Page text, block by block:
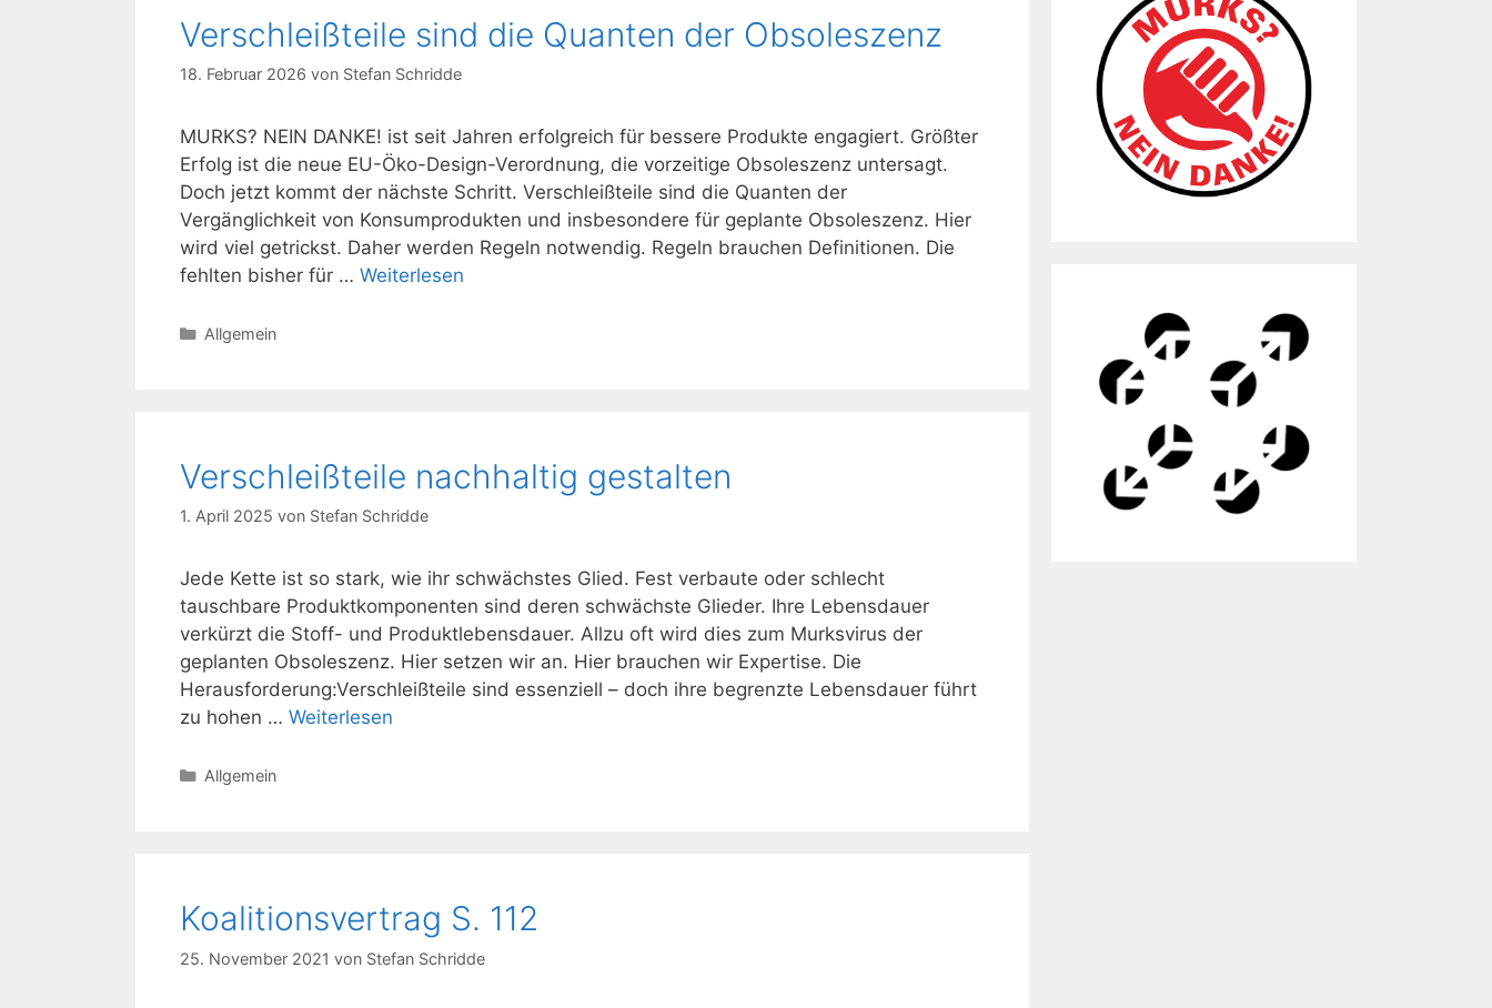
Verschleißteile sind die Quanten der Obsoleszenz
18. Februar 2026 von Stefan Schridde
MURKS? NEIN DANKE! ist seit Jahren erfolgreich für bessere Produkte engagiert. Größter
Erfolg ist die neue EU-Öko-Design-Verordnung, die vorzeitige Obsoleszenz untersagt.
Doch jetzt kommt der nächste Schritt. Verschleißteile sind die Quanten der
Vergänglichkeit von Konsumprodukten und insbesondere für geplante Obsoleszenz. Hier
wird viel getrickst. Daher werden Regeln notwendig. Regeln brauchen Definitionen. Die
fehlten bisher für … Weiterlesen
Kategorien
Allgemein
Verschleißteile nachhaltig gestalten
1. April 2025 von Stefan Schridde
Jede Kette ist so stark, wie ihr schwächstes Glied. Fest verbaute oder schlecht
tauschbare Produktkomponenten sind deren schwächste Glieder. Ihre Lebensdauer
verkürzt die Stoff- und Produktlebensdauer. Allzu oft wird dies zum Murksvirus der
geplanten Obsoleszenz. Hier setzen wir an. Hier brauchen wir Expertise. Die
Herausforderung:Verschleißteile sind essenziell – doch ihre begrenzte Lebensdauer führt
zu hohen … Weiterlesen
Kategorien
Allgemein
Koalitionsvertrag S. 112
25. November 2021 von Stefan Schridde